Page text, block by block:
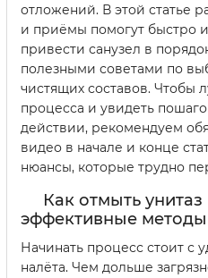
отложений. В этой статье
и приёмы помогут быстро
привести санузел в
полезными советами по
чистящих составов. Чтобы
процесса и увидеть
действии, рекомендуем
видео в начале и конце
нюансы, которые трудно
Как отмыть унитаз
эффективные методы
Начинать процесс стоит с
налёта. Чем дольше